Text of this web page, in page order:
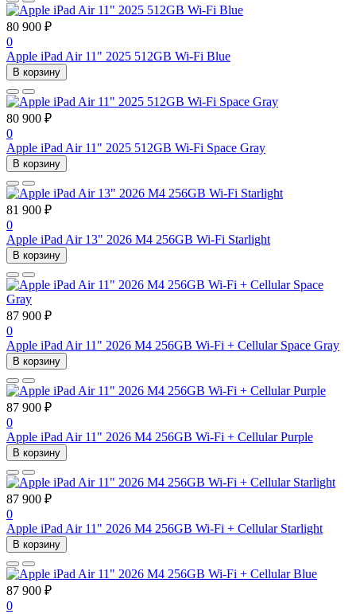
80 900 ₽
0
Apple iPad Air 11" 2025 512GB Wi-Fi Blue
В корзину
80 900 ₽
0
Apple iPad Air 11" 2025 512GB Wi-Fi Space Gray
В корзину
81 900 ₽
0
Apple iPad Air 13" 2026 M4 256GB Wi-Fi Starlight
В корзину
87 900 ₽
0
Apple iPad Air 11" 2026 M4 256GB Wi-Fi + Cellular Space Gray
В корзину
87 900 ₽
0
Apple iPad Air 11" 2026 M4 256GB Wi-Fi + Cellular Purple
В корзину
87 900 ₽
0
Apple iPad Air 11" 2026 M4 256GB Wi-Fi + Cellular Starlight
В корзину
87 900 ₽
0